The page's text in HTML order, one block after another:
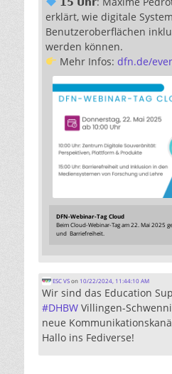
erklärt, wie digitale
Benutzeroberflächen
werden können.
Mehr Infos: dfn.de/
DFN-Webinar-Tag Cloud
Beim Cloud-Webinar-Tag am 22. Mai 2025
und Barriefreiheit.
ESC VSon 10/22/2024, 11:44:10 AM
Wir sind das Education
#DHBW Villingen-
neue
Hallo ins Fediverse!